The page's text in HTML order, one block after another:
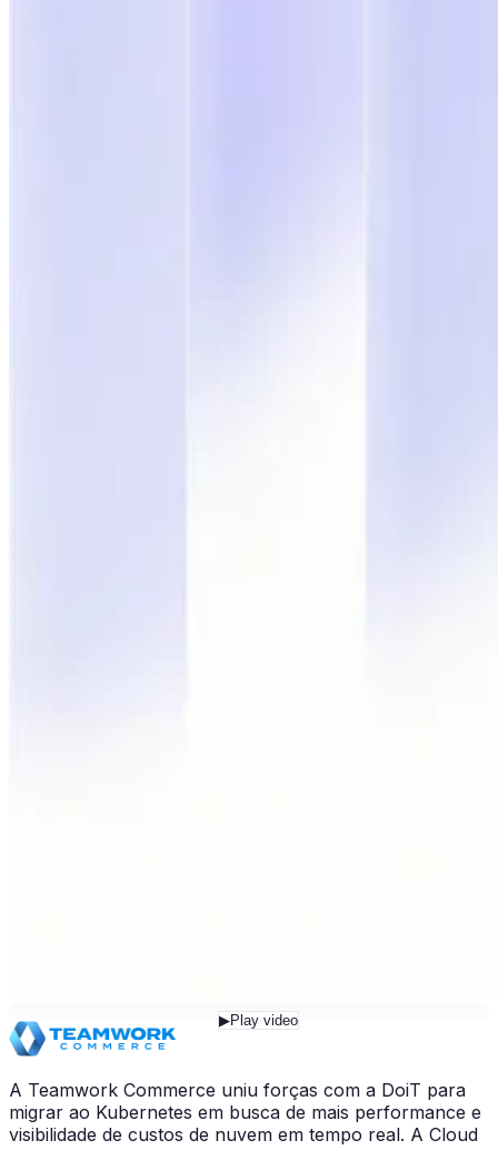
▶Play video
A Teamwork Commerce uniu forças com a DoiT para
migrar ao Kubernetes em busca de mais performance e
visibilidade de custos de nuvem em tempo real. A Cloud